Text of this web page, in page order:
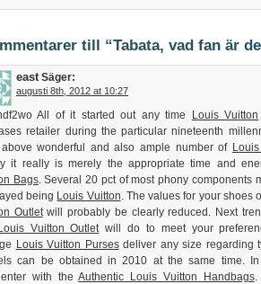
till “Tabata, vad fan är
east Säger:
augusti 8th, 2012 at 10:27
All of it started out any time Louis Vuitton
retailer during the particular nineteenth
wonderful and also ample number of
it really is merely the appropriate time and
Bags. Several 20 pct of most phony components
being Louis Vuitton . The values for your shoes
Outletwill probably be clearly reduced. Next
Vuitton Outlet will do to meet your
Louis Vuitton Pursesdeliver any size regarding
can be obtained in 2010 at the same time.
with theAuthentic Louis Vuitton Handbags.